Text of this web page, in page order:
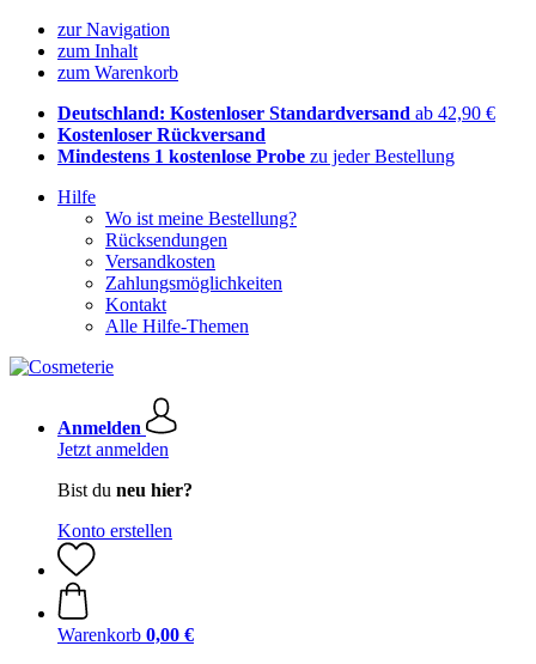
zur Navigation
zum Inhalt
zum Warenkorb
Deutschland: Kostenloser Standardversand ab 42,90 €
Kostenloser Rückversand
Mindestens 1 kostenlose Probe zu jeder Bestellung
Hilfe
Wo ist meine Bestellung?
Rücksendungen
Versandkosten
Zahlungsmöglichkeiten
Kontakt
Alle Hilfe-Themen
Anmelden
Jetzt anmelden
Bist du neu hier?
Konto erstellen
Warenkorb 0,00 €